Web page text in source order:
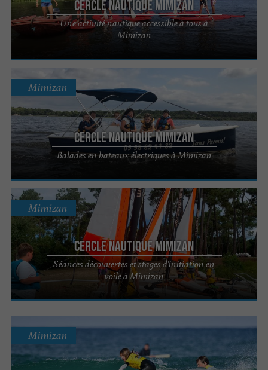
Cercle Nautique Mimizan
Une activité nautique accessible à tous à
Mimizan
Cercle Nautique Mimizan
Balades en bateaux électriques à Mimizan
Mimizan
Cercle Nautique Mimizan
Séances découvertes et stages d'initiation en
voile à Mimizan
Mimizan
Mimizan